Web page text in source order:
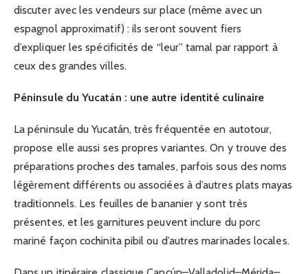
discuter avec les vendeurs sur place (même avec un
espagnol approximatif) : ils seront souvent fiers
d’expliquer les spécificités de “leur” tamal par rapport à
ceux des grandes villes.
Péninsule du Yucatán : une autre identité culinaire
La péninsule du Yucatán, très fréquentée en autotour,
propose elle aussi ses propres variantes. On y trouve des
préparations proches des tamales, parfois sous des noms
légèrement différents ou associées à d’autres plats mayas
traditionnels. Les feuilles de bananier y sont très
présentes, et les garnitures peuvent inclure du porc
mariné façon cochinita pibil ou d’autres marinades locales.